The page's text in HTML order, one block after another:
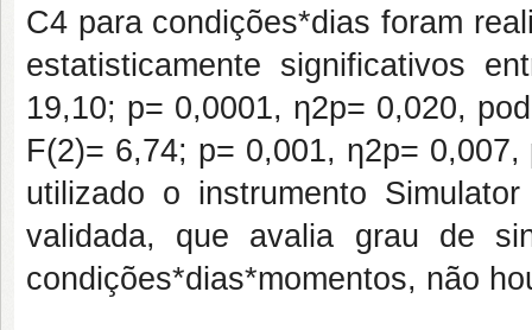
C4 para condições*dias foram
estatisticamente significativos
19,10; p= 0,0001, ƞ2p= 0,020,
F(2)= 6,74; p= 0,001, ƞ2p=
utilizado o instrumento
validada, que avalia grau de
condições*dias*momentos, não